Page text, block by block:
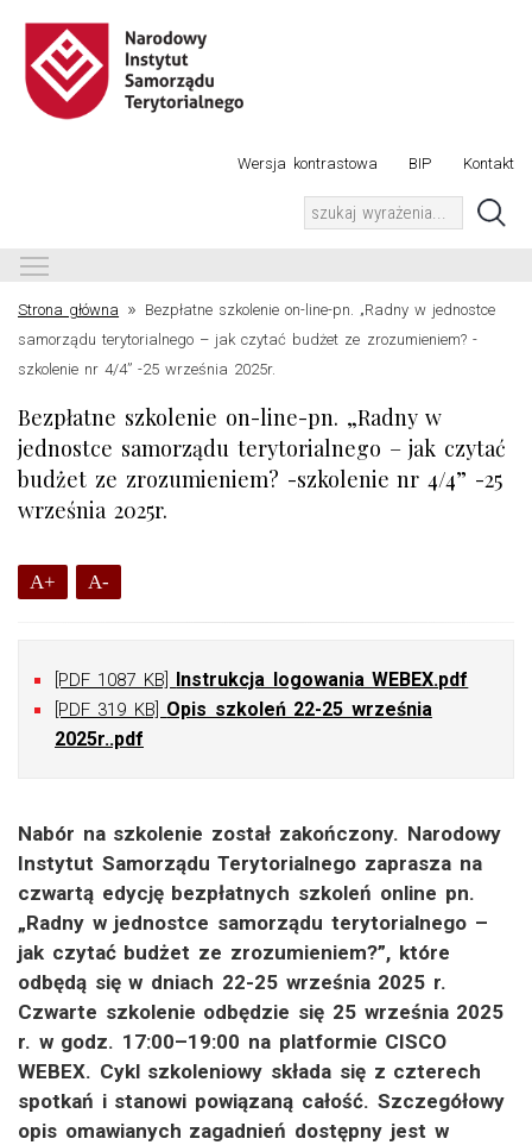
Wersja kontrastowa BIP Kontakt
Strona główna » Bezpłatne szkolenie on-line-pn. „Radny w jednostce
samorządu terytorialnego – jak czytać budżet ze zrozumieniem? -
szkolenie nr 4/4” -25 września 2025r.
Bezpłatne szkolenie on-line-pn. „Radny w
jednostce samorządu terytorialnego – jak czytać
budżet ze zrozumieniem? -szkolenie nr 4/4” -25
września 2025r.
A+ A-
[PDF 1087 KB] Instrukcja logowania WEBEX.pdf
[PDF 319 KB] Opis szkoleń 22-25 września
2025r..pdf
Nabór na szkolenie został zakończony. Narodowy
Instytut Samorządu Terytorialnego zaprasza na
czwartą edycję bezpłatnych szkoleń online pn.
„Radny w jednostce samorządu terytorialnego –
jak czytać budżet ze zrozumieniem?”, które
odbędą się w dniach 22-25 września 2025 r.
Czwarte szkolenie odbędzie się 25 września 2025
r. w godz. 17:00–19:00 na platformie CISCO
WEBEX. Cykl szkoleniowy składa się z czterech
spotkań i stanowi powiązaną całość. Szczegółowy
opis omawianych zagadnień dostępny jest w